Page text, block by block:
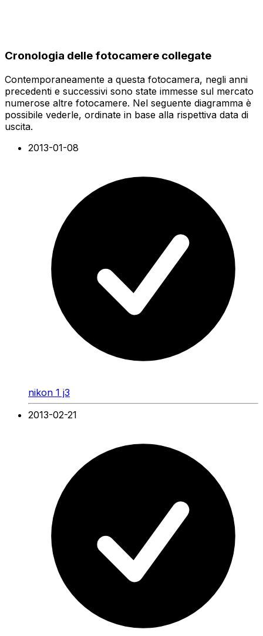
Cronologia delle fotocamere collegate
Contemporaneamente a questa fotocamera, negli anni
precedenti e successivi sono state immesse sul mercato
numerose altre fotocamere. Nel seguente diagramma è
possibile vederle, ordinate in base alla rispettiva data di
uscita.
2013-01-08
nikon 1 j3
2013-02-21